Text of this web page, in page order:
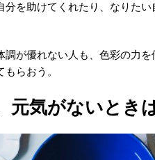
を助けてくれたり、なりた
調が優れない人も、色彩の力
らおう。
元気がないとき